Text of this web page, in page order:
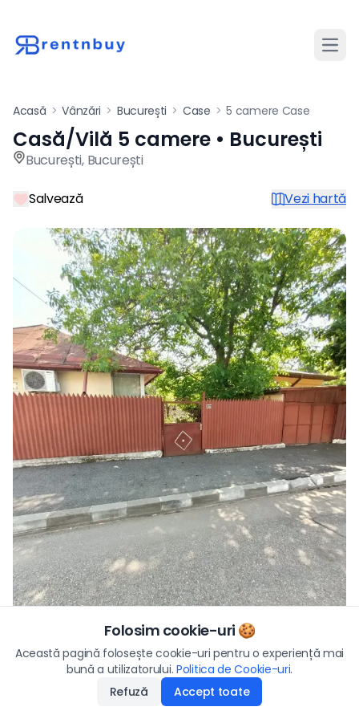
Acasă > Vânzări > București > Case > 5 camere Case
Casă / vilă de vânzare cu 5
Casă/Vilă 5 camere • București
București, București
Salvează Vezi hartă
Vezi toate fotografiile
Preț
435.000€
09.06.2026
Aplică
Folosim cookie-uri 🍪
Această pagină folosește cookie-uri pentru o experiență mai
bună a utilizatorului. Politica de Cookie-uri.
Refuză
Accept toate